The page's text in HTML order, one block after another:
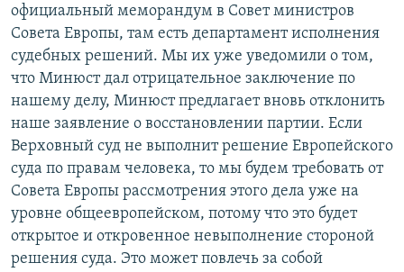
официальный меморандум в Совет министров
Совета Европы, там есть департамент исполнения
судебных решений. Мы их уже уведомили о том,
что Минюст дал отрицательное заключение по
нашему делу, Минюст предлагает вновь отклонить
наше заявление о восстановлении партии. Если
Верховный суд не выполнит решение Европейского
суда по правам человека, то мы будем требовать от
Совета Европы рассмотрения этого дела уже на
уровне общеевропейском, потому что это будет
открытое и откровенное невыполнение стороной
решения суда. Это может повлечь за собой